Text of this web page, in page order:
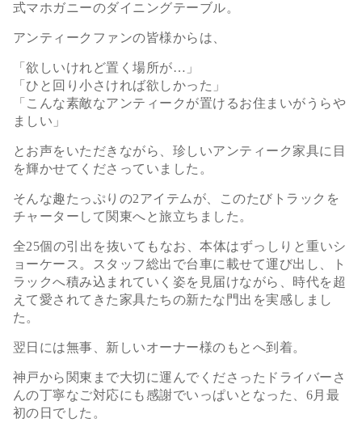
式マホガニーのダイニングテーブル。
アンティークファンの皆様からは、
「欲しいけれど置く場所が…」
「ひと回り小さければ欲しかった」
「こんな素敵なアンティークが置けるお住まいがうらや
ましい」
とお声をいただきながら、珍しいアンティーク家具に目
を輝かせてくださっていました。
そんな趣たっぷりの2アイテムが、このたびトラックを
チャーターして関東へと旅立ちました。
全25個の引出を抜いてもなお、本体はずっしりと重いシ
ョーケース。スタッフ総出で台車に載せて運び出し、ト
ラックへ積み込まれていく姿を見届けながら、時代を超
えて愛されてきた家具たちの新たな門出を実感しまし
た。
翌日には無事、新しいオーナー様のもとへ到着。
神戸から関東まで大切に運んでくださったドライバーさ
んの丁寧なご対応にも感謝でいっぱいとなった、6月最
初の日でした。